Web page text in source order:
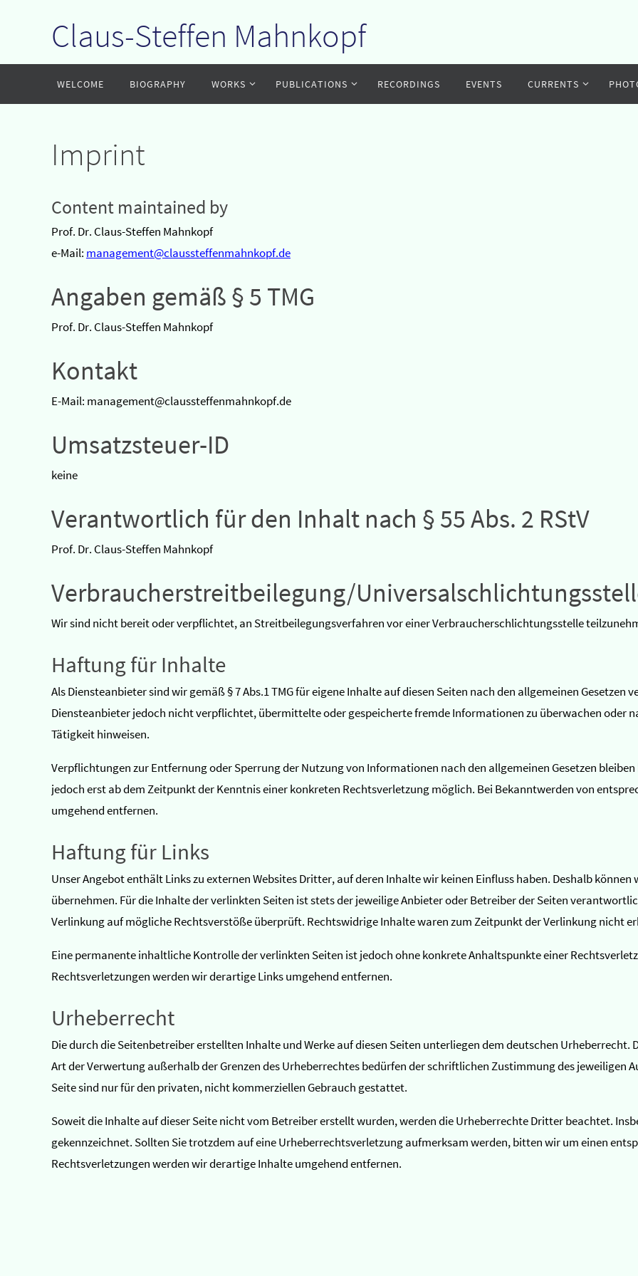
springen
Claus-Steffen Mahnkopf
springen
WELCOME BIOGRAPHY WORKS PUBLICATIONS RECORDINGS EVENTS CURRENTS
Imprint
Content maintained by
Prof. Dr. Claus-Steffen Mahnkopf
e-Mail: management@claussteffenmahnkopf.de
Angaben gemäß § 5 TMG
Prof. Dr. Claus-Steffen Mahnkopf
Kontakt
E-Mail: management@claussteffenmahnkopf.de
Umsatzsteuer-ID
keine
Verantwortlich für den Inhalt nach § 55 Abs. 2 RStV
Prof. Dr. Claus-Steffen Mahnkopf
Verbraucherstreitbeilegung/
Wir sind nicht bereit oder verpflichtet, an Streitbeilegungsverfahren vor einer Verbraucherschlichtungsstelle
Haftung für Inhalte
Als Diensteanbieter sind wir gemäß § 7 Abs.1 TMG für eigene Inhalte auf diesen Seiten nach den allgemeinen Gesetzen
Diensteanbieter jedoch nicht verpflichtet, übermittelte oder gespeicherte fremde Informationen zu überwachen oder
Tätigkeit hinweisen.
Verpflichtungen zur Entfernung oder Sperrung der Nutzung von Informationen nach den allgemeinen Gesetzen
jedoch erst ab dem Zeitpunkt der Kenntnis einer konkreten Rechtsverletzung möglich. Bei Bekanntwerden von
umgehend entfernen.
Haftung für Links
Unser Angebot enthält Links zu externen Websites Dritter, auf deren Inhalte wir keinen Einfluss haben. Deshalb
übernehmen. Für die Inhalte der verlinkten Seiten ist stets der jeweilige Anbieter oder Betreiber der Seiten
Verlinkung auf mögliche Rechtsverstöße überprüft. Rechtswidrige Inhalte waren zum Zeitpunkt der Verlinkung nicht
Eine permanente inhaltliche Kontrolle der verlinkten Seiten ist jedoch ohne konkrete Anhaltspunkte einer
Rechtsverletzungen werden wir derartige Links umgehend entfernen.
Urheberrecht
Die durch die Seitenbetreiber erstellten Inhalte und Werke auf diesen Seiten unterliegen dem deutschen
Art der Verwertung außerhalb der Grenzen des Urheberrechtes bedürfen der schriftlichen Zustimmung des jeweiligen
Seite sind nur für den privaten, nicht kommerziellen Gebrauch gestattet.
Soweit die Inhalte auf dieser Seite nicht vom Betreiber erstellt wurden, werden die Urheberrechte Dritter beachtet.
gekennzeichnet. Sollten Sie trotzdem auf eine Urheberrechtsverletzung aufmerksam werden, bitten wir um einen
Rechtsverletzungen werden wir derartige Inhalte umgehend entfernen.